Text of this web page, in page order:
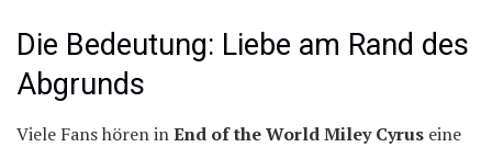
Die Bedeutung: Liebe am Rand des
Abgrunds
Viele Fans hören inEnd of the World Miley Cyrus eine